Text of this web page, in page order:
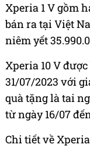
Xperia 1 V gồm
bán ra tại Việt
niêm yết
Xperia 10 V
31/07/2023 với
quà tặng là tai
từ ngày 16/07
Chi tiết về